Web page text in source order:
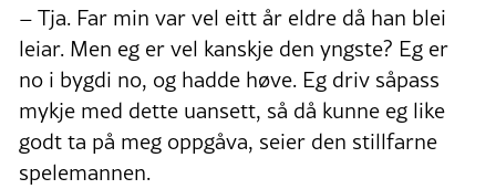
– Tja. Far min var vel eitt år eldre då han blei
leiar. Men eg er vel kanskje den yngste? Eg er
no i bygdi no, og hadde høve. Eg driv såpass
mykje med dette uansett, så då kunne eg like
godt ta på meg oppgåva, seier den stillfarne
spelemannen.